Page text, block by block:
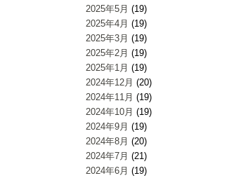
2025年5月 (19)
2025年4月 (19)
2025年3月 (19)
2025年2月 (19)
2025年1月 (19)
2024年12月 (20)
2024年11月 (19)
2024年10月 (19)
2024年9月 (19)
2024年8月 (20)
2024年7月 (21)
2024年6月 (19)